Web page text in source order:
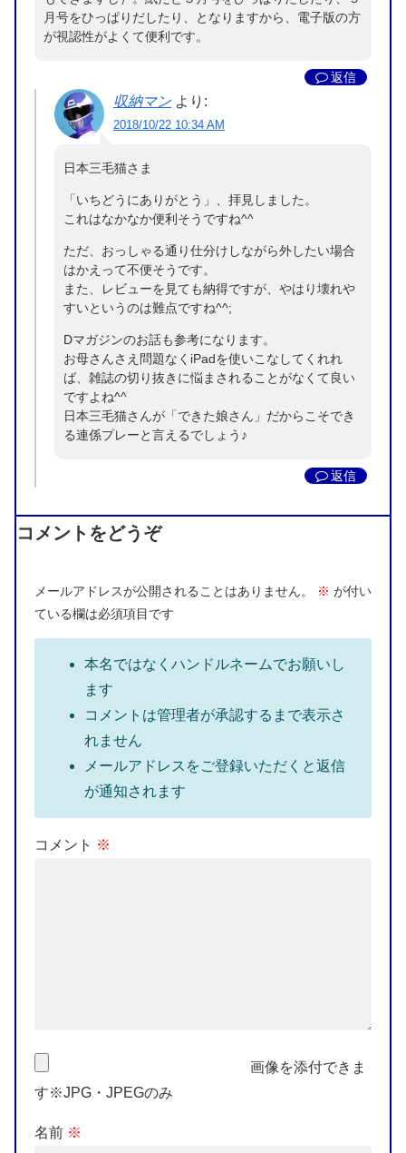
月号をひっぱりだしたり、となりますから、電子版の方
が視認性がよくて便利です。
返信
収納マン より:
2018/10/22 10:34 AM
日本三毛猫さま
「いちどうにありがとう」、拝見しました。
これはなかなか便利そうですね^^
ただ、おっしゃる通り仕分けしながら外したい場合
はかえって不便そうです。
また、レビューを見ても納得ですが、やはり壊れや
すいというのは難点ですね^^;
Dマガジンのお話も参考になります。
お母さんさえ問題なくiPadを使いこなしてくれれ
ば、雑誌の切り抜きに悩まされることがなくて良い
ですよね^^
日本三毛猫さんが「できた娘さん」だからこそでき
る連係プレーと言えるでしょう♪
返信
コメントをどうぞ
メールアドレスが公開されることはありません。 ※ が付い
ている欄は必須項目です
本名ではなくハンドルネームでお願いし
ます
コメントは管理者が承認するまで表示さ
れません
メールアドレスをご登録いただくと返信
が通知されます
コメント ※
画像を添付できま
す※JPG・JPEGのみ
名前 ※